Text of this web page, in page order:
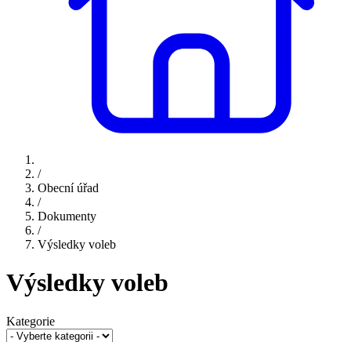
/
Obecní úřad
/
Dokumenty
/
Výsledky voleb
Výsledky voleb
Kategorie